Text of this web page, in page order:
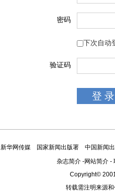
密码
下次自动
验证码
新华网传媒 国家新闻出版署
中国新闻
杂志简介 -网站简介 -
Copyright©
转载需注明来源